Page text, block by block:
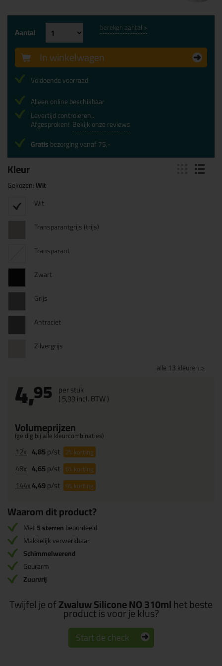
Kleur
Gekozen:Wit
Wit
Transparantgrijs (trijs)
Transparant
Zwart
Grijs
Antraciet
Zilvergrijs
alle 13 kleuren >
4,95 per stuk
(5,99incl. BTW )
Volumeprijzen
(geldig bij alle kleurcombinaties)
12x 4,85p/st 2%korting
48x 4,65p/st 6%korting
144x4,49p/st 9%korting
Aantal bereken aantal >
In winkelwagen
Voldoende voorraad
Alleen online beschikbaar
Levertijd controleren...
Afgesproken! Bekijk onze reviews
Gratisbezorging vanaf 75,-
Waarom dit product?
Met5 sterrenbeoordeeld
Makkelijk verwerkbaar
Schimmelwerend
Geurarm
Zuurvrij
Twijfel je ofZwaluw Silicone NO 310mlhet beste
product is voor je klus?
Start de check